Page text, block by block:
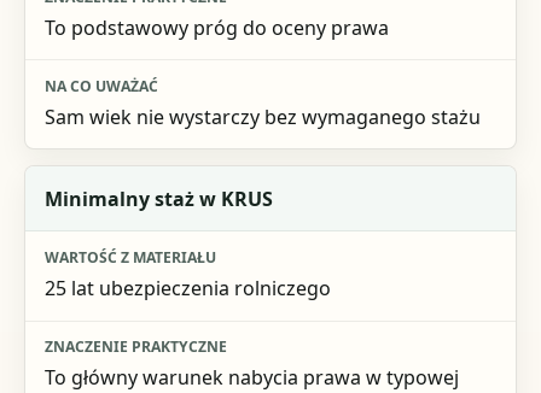
To podstawowy próg do oceny prawa
Sam wiek nie wystarczy bez wymaganego stażu
Minimalny staż w KRUS
25 lat ubezpieczenia rolniczego
To główny warunek nabycia prawa w typowej